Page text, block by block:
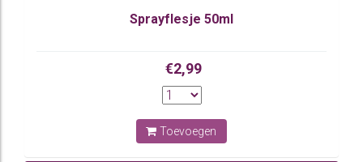
Sprayflesje 50ml
€2,99
Toevoegen